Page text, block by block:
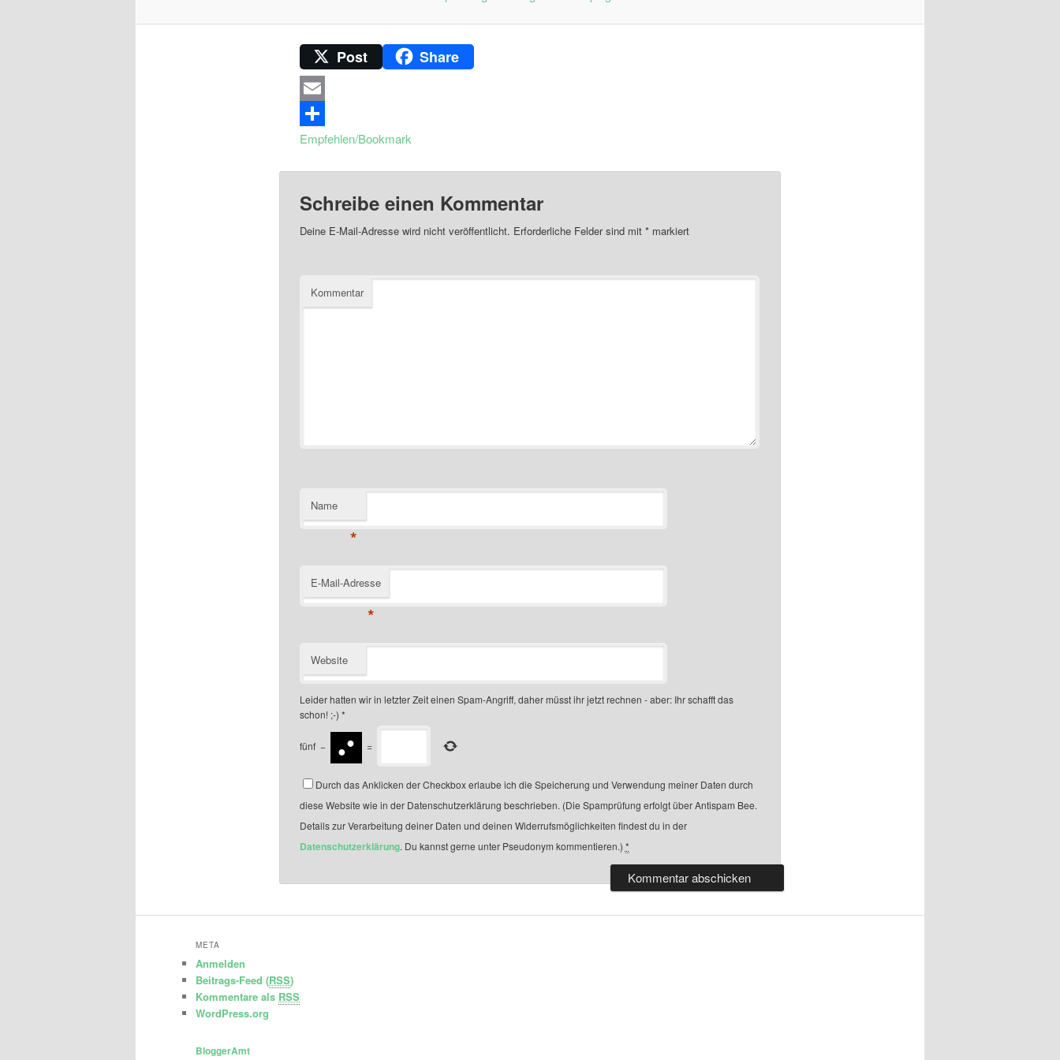
Post Share
Email
Empfehlen/Bookmark
Schreibe einen Kommentar
Deine E-Mail-Adresse wird nicht veröffentlicht. Erforderliche Felder sind mit *markiert
Kommentar
Name
*
E-Mail-Adresse
*
Website
Leider hatten wir in letzter Zeit einen Spam-Angriff, daher müsst ihr jetzt rechnen - aber: Ihr schafft das
schon! ;-) *
fünf − =
Durch das Anklicken der Checkbox erlaube ich die Speicherung und Verwendung meiner Daten durch
diese Website wie in der Datenschutzerklärung beschrieben. (Die Spamprüfung erfolgt über Antispam Bee.
Details zur Verarbeitung deiner Daten und deinen Widerrufsmöglichkeiten findest du in der
Datenschutzerklärung. Du kannst gerne unter Pseudonym kommentieren.) *
META
Anmelden
Beitrags-Feed (RSS)
Kommentare als RSS
WordPress.org
BloggerAmt